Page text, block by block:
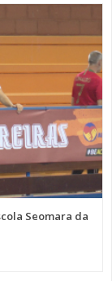
Seomara da